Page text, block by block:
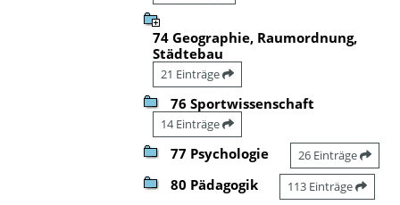
74 Geographie, Raumordnung,
Städtebau
21 Einträge
76 Sportwissenschaft
14 Einträge
77 Psychologie 26 Einträge
80 Pädagogik 113 Einträge